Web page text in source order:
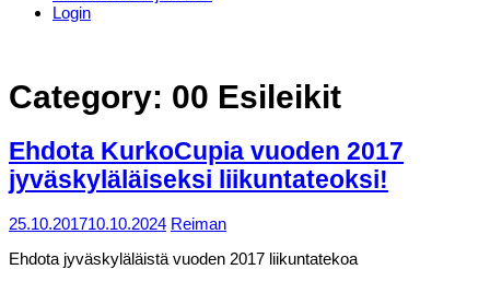
Login
Category: 00 Esileikit
Ehdota KurkoCupia vuoden 2017
jyväskyläläiseksi liikuntateoksi!
25.10.201710.10.2024 Reiman
Ehdota jyväskyläläistä vuoden 2017 liikuntatekoa